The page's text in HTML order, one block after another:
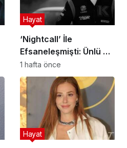
‘Nightcall’ İle
Efsaneleşmişti: Ünlü DJ
Kavinsky Paris’te ölü
bulundu
Hayat
1 hafta önce
Hayat